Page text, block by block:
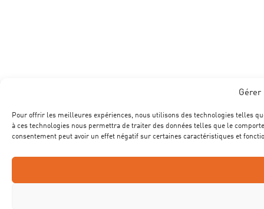
Gérer
Pour offrir les meilleures expériences, nous utilisons des technologies telles
à ces technologies nous permettra de traiter des données telles que le
consentement peut avoir un effet négatif sur certaines caractéristiques et